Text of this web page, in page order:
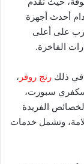
أحدث أجهزة
على أعلى
الفاخرة.
في ذلك رنج روفر ،
سبورت،
الفريدة
وتشمل خدمات